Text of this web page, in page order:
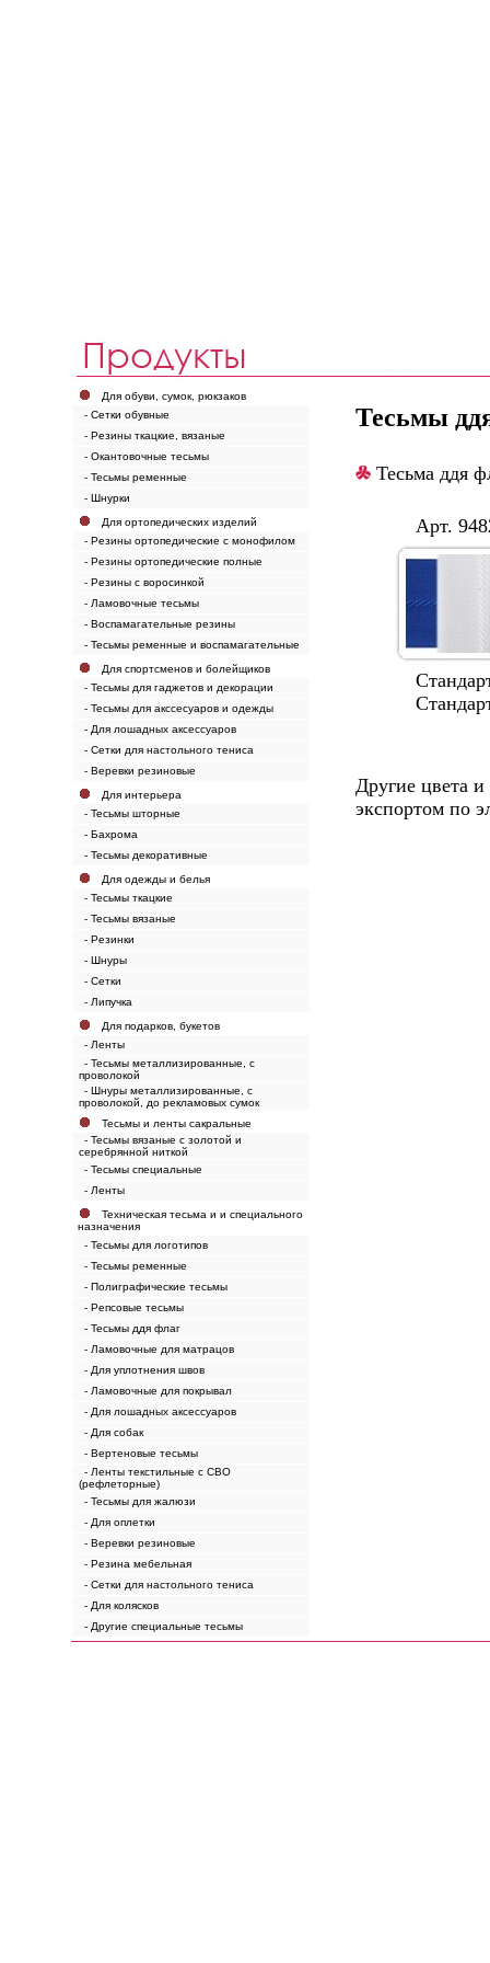
Для обуви, сумок, рюкзаков
- Сетки обувные
- Резины ткацкие, вязаные
- Окантовочные тесьмы
- Тесьмы ременные
- Шнурки
Для ортопедических изделий
- Резины ортопедические с монофилом
- Резины ортопедические полные
- Резины с воросинкой
- Ламовочные тесьмы
- Воспамагательные резины
- Тесьмы ременные и воспамагательные
Для спортсменов и болейщиков
- Тесьмы для гаджетов и декорации
- Тесьмы для акссесуаров и одежды
- Для лошадных аксессуаров
- Сетки для настольного тениса
- Веревки резиновые
Для интерьера
- Тесьмы шторные
- Бахрома
- Тесьмы декоративные
Для одежды и белья
- Тесьмы ткацкие
- Тесьмы вязаные
- Резинки
- Шнуры
- Сетки
- Липучка
Для подарков, букетов
- Ленты
- Тесьмы металлизированные, с
проволокой
- Шнуры металлизированные, с
проволокой, до рекламовых сумок
Тесьмы и ленты сакральные
- Тесьмы вязаные с золотой и
серебрянной ниткой
- Тесьмы специальные
- Ленты
Техническая тесьма и и специального
назначения
- Тесьмы для логотипов
- Тесьмы ременные
- Полиграфические тесьмы
- Репсовые тесьмы
- Тесьмы ддя флаг
- Ламовочные для матрацов
- Для уплотнения швов
- Ламовочные для покрывал
- Для лошадных аксессуаров
- Для собак
- Вертеновые тесьмы
- Ленты текстильные с СВО
(рефлеторные)
- Тесьмы для жалюзи
- Для оплетки
- Веревки резиновые
- Резина мебельная
- Сетки для настольного тениса
- Для колясков
- Другие специальные тесьмы
Тесьмы
Тесьма ддя
Арт. 9482/
Другие цвета
экспортом по